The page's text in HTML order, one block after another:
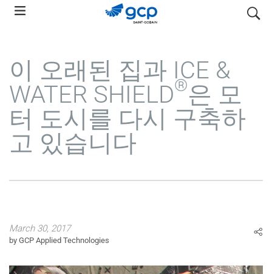
Skip
search
이 오래된 집과 ICE &
WATER SHIELD®은 모
터 도시를 다시 구축하
고 있습니다
March 30, 2017
by GCP Applied Technologies